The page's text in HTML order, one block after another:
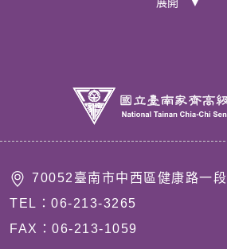
70052臺南市中西區健康路一
TEL：06-213-3265
FAX：06-213-1059